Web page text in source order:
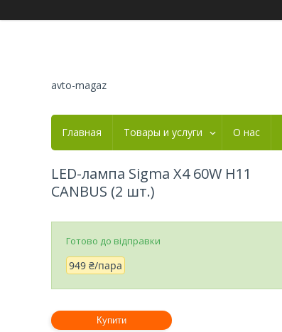
avto-magaz
Главная Товары и услуги О нас
LED-лампа Sigma X4 60W H11
CANBUS (2 шт.)
Готово до відправки
949 ₴/пара
Купити